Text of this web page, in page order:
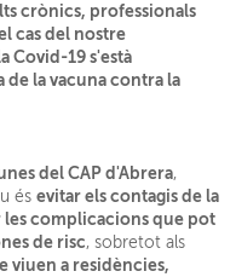
crònics, professionals
cas del nostre
Covid-19 s'està
la vacuna contra la
del CAP d'Abrera,
ésevitar els contagis de la
les complicacions que pot
de risc, sobretot als
viuen a residències,